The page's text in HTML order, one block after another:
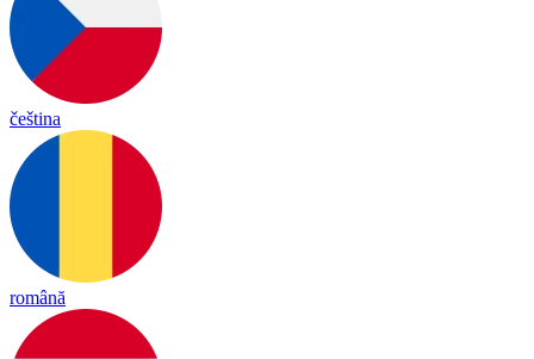
čeština
română